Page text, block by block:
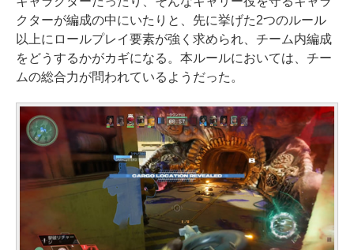
クターが編成の中にいたりと、先に挙げた2つのルール
以上にロールプレイ要素が強く求められ、チーム内編成
をどうするかがカギになる。本ルールにおいては、チー
ムの総合力が問われているようだった。